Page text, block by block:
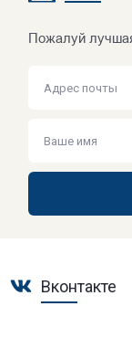
Пожалуй
Вконтакте